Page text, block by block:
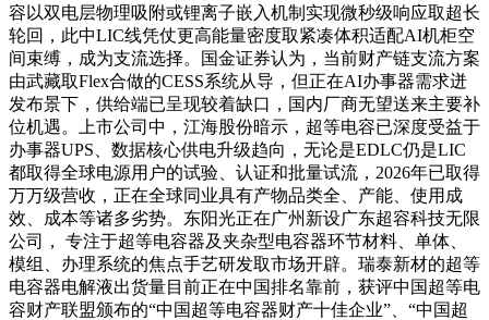
容以双电层物理吸附或锂离子嵌入机制实现微秒级响应取超长
轮回，此中LIC线凭仗更高能量密度取紧凑体积适配AI机柜空
间束缚，成为支流选择。国金证券认为，当前财产链支流方案
由武藏取Flex合做的CESS系统从导，但正在AI办事器需求迸
发布景下，供给端已呈现较着缺口，国内厂商无望送来主要补
位机遇。上市公司中，江海股份暗示，超等电容已深度受益于
办事器UPS、数据核心供电升级趋向，无论是EDLC仍是LIC
都取得全球电源用户的试验、认证和批量试流，2026年已取得
万万级营收，正在全球同业具有产物品类全、产能、使用成
效、成本等诸多劣势。东阳光正在广州新设广东超容科技无限
公司， 专注于超等电容器及夹杂型电容器环节材料、单体、
模组、办理系统的焦点手艺研发取市场开辟。瑞泰新材的超等
电容器电解液出货量目前正在中国排名靠前，获评中国超等电
容财产联盟颁布的“中国超等电容器财产十佳企业”、“中国超